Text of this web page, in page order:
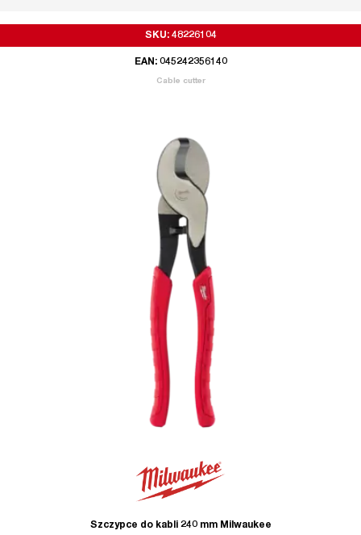
SKU: 48226104
EAN: 045242356140
Cable cutter
Szczypce do kabli 240 mm Milwaukee